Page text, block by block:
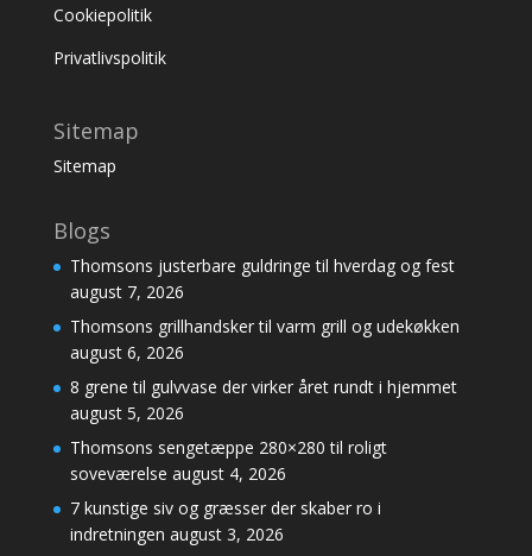
Cookiepolitik
Privatlivspolitik
Sitemap
Sitemap
Blogs
Thomsons justerbare guldringe til hverdag og fest
august 7, 2026
Thomsons grillhandsker til varm grill og udekøkken
august 6, 2026
8 grene til gulvvase der virker året rundt i hjemmet
august 5, 2026
Thomsons sengetæppe 280×280 til roligt
soveværelse august 4, 2026
7 kunstige siv og græsser der skaber ro i
indretningen august 3, 2026